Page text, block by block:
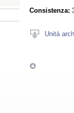
Consistenza:
Unità